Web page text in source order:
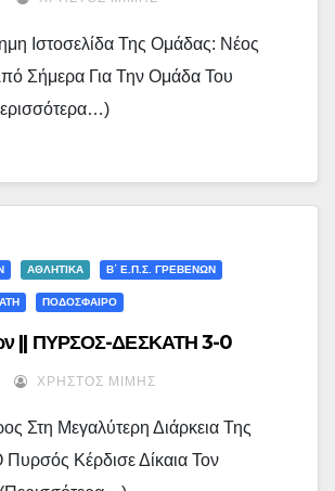
Ιστοσελίδα Της Ομάδας: Νέος
Σήμερα Για Την Ομάδα Του
ΑΘΛΗΤΙΚΑ Β΄ Ε.Π.Σ. ΓΡΕΒΕΝΏΝ
ΠΟΔΟΣΦΑΙΡΟ
|| ΠΥΡΣΟΣ-ΔΕΣΚΑΤΗ 3-0
ΧΡΉΣΤΟΣ ΜΊΜΗΣ
Στη Μεγαλύτερη Διάρκεια Της
Κέρδισε Δίκαια Τον